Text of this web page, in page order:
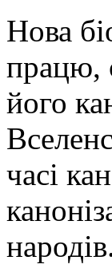
Нова
працю,
його
часі